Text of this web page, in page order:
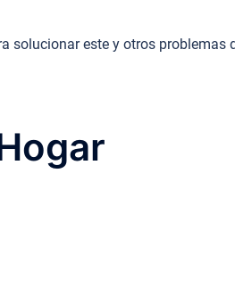
solucionar este y otros problemas